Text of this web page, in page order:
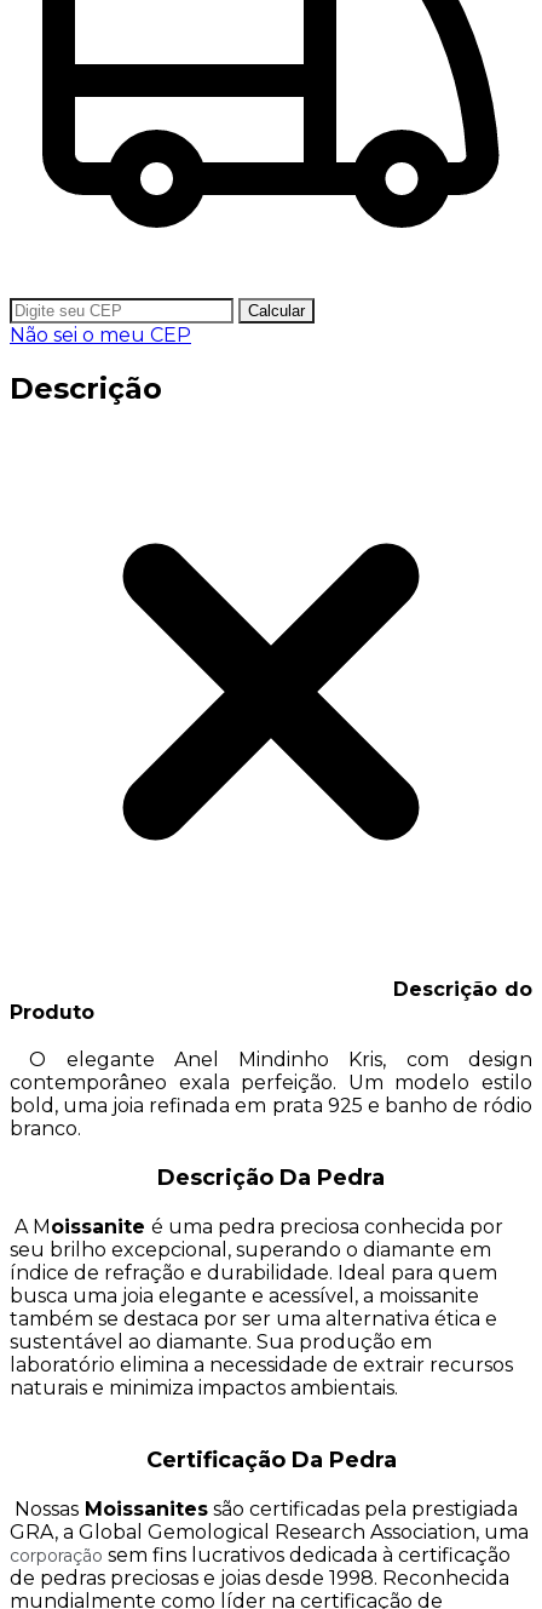
Calcular
Não sei o meu CEP
Descrição
Descrição do
Produto
O elegante Anel Mindinho Kris, com design
contemporâneo exala perfeição. Um modelo estilo
bold, uma joia refinada em prata 925 e banho de ródio
branco.
Descrição Da Pedra
A Moissanite é uma pedra preciosa conhecida por
seu brilho excepcional, superando o diamante em
índice de refração e durabilidade. Ideal para quem
busca uma joia elegante e acessível, a moissanite
também se destaca por ser uma alternativa ética e
sustentável ao diamante. Sua produção em
laboratório elimina a necessidade de extrair recursos
naturais e minimiza impactos ambientais.
Certificação Da Pedra
Nossas Moissanites são certificadas pela prestigiada
GRA, a Global Gemological Research Association, uma
corporação sem fins lucrativos dedicada à certificação
de pedras preciosas e joias desde 1998. Reconhecida
mundialmente como líder na certificação de